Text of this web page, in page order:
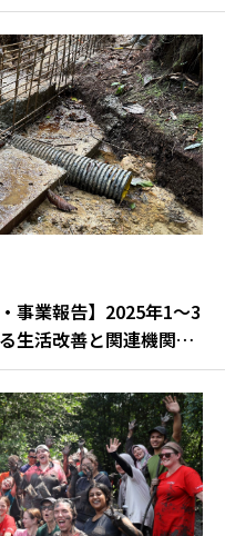
事業報告】2025年1～3
生活改善と関連機関の